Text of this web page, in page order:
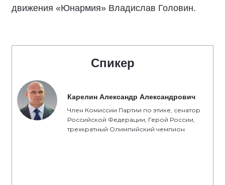
движения «Юнармия» Владислав Головин.
Спикер
Карелин Александр Александрович
Член Комиссии Партии по этике, сенатор
Российской Федерации, Герой России,
трехкратный Олимпийский чемпион